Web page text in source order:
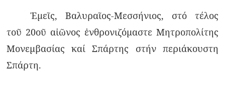
Ἐμεῖς, Βαλυραῖος-Μεσσήνιος, στό τέλος
τοῦ 20οῦ αἰῶνος ἐνθρονιζόμαστε Μητροπολίτης
Μονεμβασίας καί Σπάρτης στήν περιάκουστη
Σπάρτη.